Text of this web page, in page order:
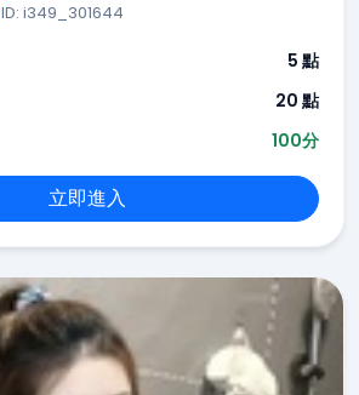
ID: i349_301644
5 點
20 點
100分
立即進入